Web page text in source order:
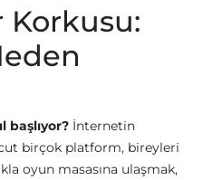
başlıyor? İnternetin
birçok platform, bireyleri
oyun masasına ulaşmak,